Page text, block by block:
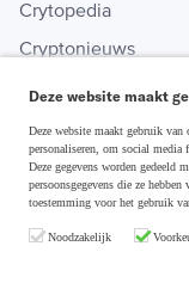
Crytopedia
Cryptonieuws
Crypto koopgids
Investeren in crypto
Disclaimer & Privacy
Deze website maakt
Deze website maakt gebruik
personaliseren, om social media
Deze gegevens worden gedeeld
persoonsgegevens die ze
toestemming voor het gebruik
Noodzakelijk